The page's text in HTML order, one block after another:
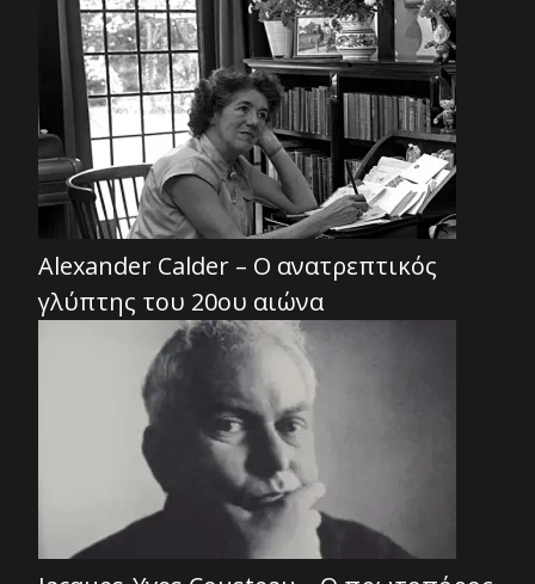
Alexander Calder – Ο ανατρεπτικός
γλύπτης του 20ου αιώνα